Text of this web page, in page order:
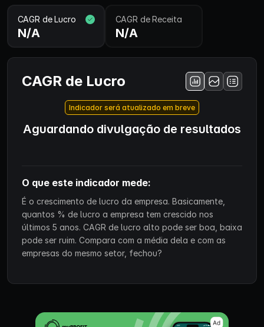
CAGR de Lucro
N/A
CAGR de Receita
N/A
CAGR de Lucro
Indicador será atualizado em breve
Aguardando divulgação de resultados
O que este indicador mede:
É o crescimento de lucro da empresa. Basicamente,
quantos % de lucro a empresa tem crescido nos
últimos 5 anos. CAGR de lucro alto pode ser boa, baixa
pode ser ruim. Compara com a média dela e com as
empresas do mesmo setor, fechou?